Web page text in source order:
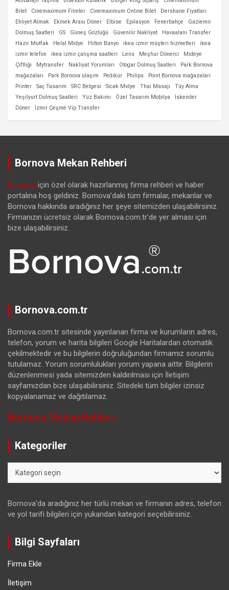
Bilet
Cinemaximum Filmler Cinemaximum Online Bilet
Dershane Fiyatları
Ehliyet Almak
Ekmek Arası Döner Elbise Epilasyon Fenerbahçe
Gaziemir
Dolmuş Saatleri
GS Güneş Gözlüğü Güvenilir Nakliyat
Havaalanı Transfer
Hazır Mutfak
Helal Midye Hilton Banyo ikea izmir müşteri hizmetleri
ikea
izmir telefon
ikea izmir çalışma saatleri Lens Meşhur Dönerci
Mideye
Çiftliği
Mytransfer Nakliyat Yorumları Otogar Dolmuş Saatleri
Park Bornova
mağazaları
Park Bornova ulaşım Pedikür Philips
Point Bornova mağazaları
Printer
Saç Tasarım SRC Belgesi Sıcak Midye Thai Masajı
Tüy Alma
Yeşilyurt Dolmuş Saatleri
Yüz Bakımı Özel Tasarım Mobilya
İskender
Döner
İzmir Çeşme Vip Transfer
Bornova Mekan Rehberi
Bornova için özel olarak hazırlanmış firma rehberi ve haber
portalına hoş geldiniz. Bornova’daki tüm firmalar, mekanlar ve
Bornova hakkında aradığınız her şeye sitemizden ulaşabilirsiniz.
Firmanızın ücretsiz olarak Bornova.com.tr’de yer alması için
bize ulaşabilirsiniz.
Bornova.com.tr
Bornova.com.tr sitesinde yayınlanan firma ve kurumların adres,
telefon, yorum ve harita bilgileri Google Haritalardan otomatik
çekilmektedir ve bu bilgilerin doğruluğundan firmamız sorumlu
tutulamaz. Yorum sorumlulukları yorum yapana aittir. Bilgilerin
düzenlenmesi yada sitemizden kaldırılması için İletişim
sayfamızdan bize ulaşabilirsiniz. Sitedeki tüm bilgiler izinsiz
kopyalanamaz ve dağıtılamaz.
Bornova Mekan Rehberi
Kategoriler
Bornova’da aradığınız her türlü mekan ve firmanın adres, telefon
ve yol tarifi bilgileri için yukarıdan kategori seçebilirsiniz.
Bilgi Sayfaları
Firma Ekle
İletişim